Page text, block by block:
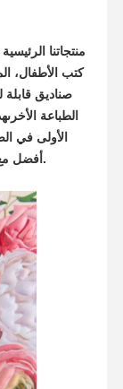
منتجاتنا
كتب الأطفال،
صناديق
الطباعة
الأولى في
أفضل مع جودة متفوقة، وخدمات ممتازة، وأسعار تنافسية.